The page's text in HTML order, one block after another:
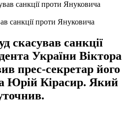
санкції проти Януковича
скасував санкції
України Віктора
прес-секретар його
Юрій Кірасир. Який